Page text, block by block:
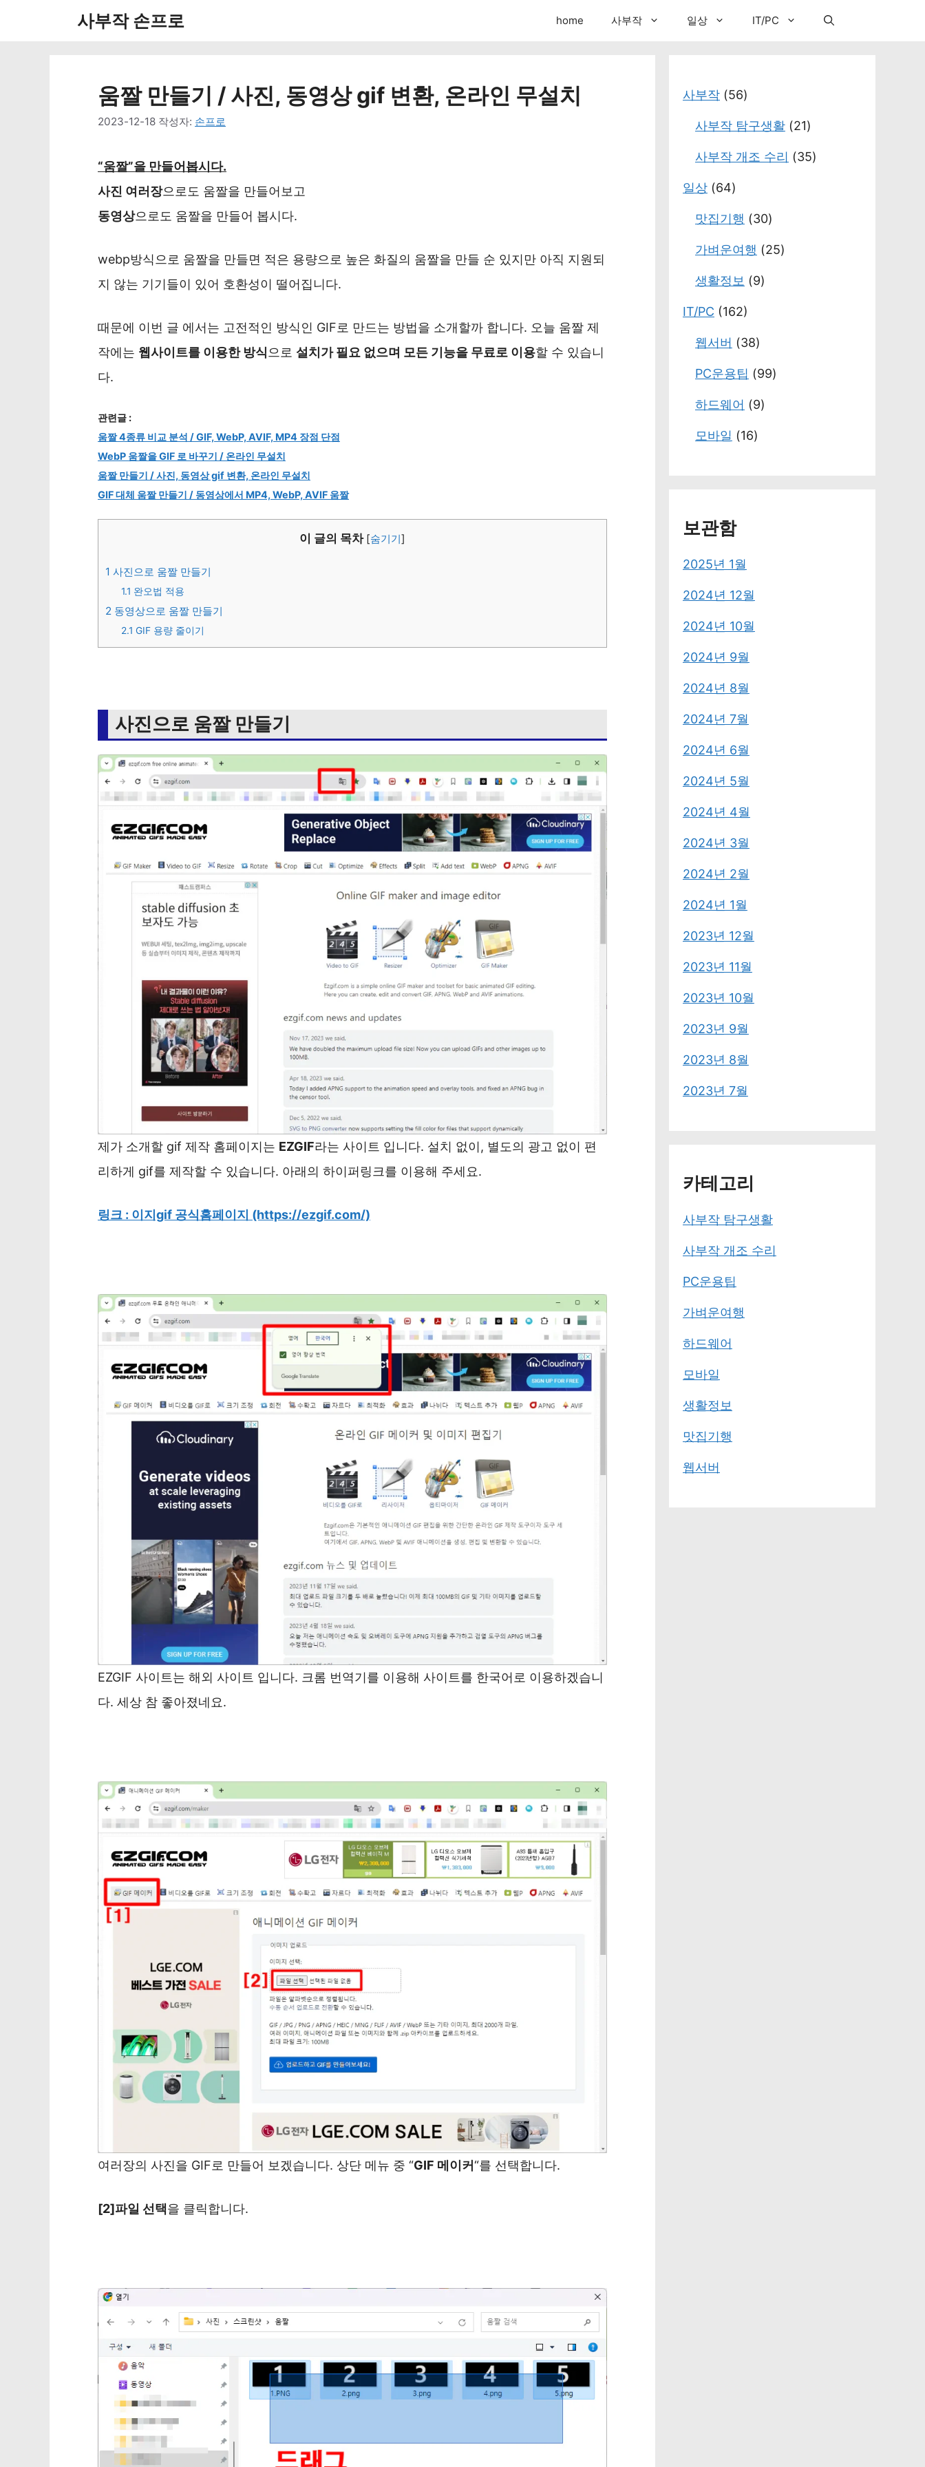
사부작 손프로 home 사부작 일상 IT/PC
움짤 만들기 / 사진, 동영상 gif 변환, 온라인 무설치
2023-12-18 작성자: 손프로
“움짤”을 만들어봅시다.
사진 여러장으로도 움짤을 만들어보고
동영상으로도 움짤을 만들어 봅시다.
webp방식으로 움짤을 만들면 적은 용량으로 높은 화질의 움짤을 만들 순 있지만 아직 지원되
지 않는 기기들이 있어 호환성이 떨어집니다.
때문에 이번 글 에서는 고전적인 방식인 GIF로 만드는 방법을 소개할까 합니다. 오늘 움짤 제
작에는 웹사이트를 이용한 방식 으로 설치가 필요 없으며 모든 기능을 무료로 이용할 수 있습니
다.
관련글 :
움짤 4종류 비교 분석 / GIF, WebP, AVIF, MP4 장점 단점
WebP 움짤을 GIF 로 바꾸기 / 온라인 무설치
움짤 만들기 / 사진, 동영상 gif 변환, 온라인 무설치
GIF 대체 움짤 만들기 / 동영상에서 MP4, WebP, AVIF 움짤
이 글의 목차 [숨기기]
1 사진으로 움짤 만들기
1.1 완오법 적용
2 동영상으로 움짤 만들기
2.1 GIF 용량 줄이기
사진으로 움짤 만들기
제가 소개할 gif 제작 홈페이지는 EZGIF라는 사이트 입니다. 설치 없이, 별도의 광고 없이 편
리하게 gif를 제작할 수 있습니다. 아래의 하이퍼링크를 이용해 주세요.
링크 : 이지gif 공식홈페이지 (https://ezgif.com/)
EZGIF 사이트는 해외 사이트 입니다. 크롬 번역기를 이용해 사이트를 한국어로 이용하겠습니
다. 세상 참 좋아졌네요.
여러장의 사진을 GIF로 만들어 보겠습니다. 상단 메뉴 중 “GIF 메이커“를 선택합니다.
[2]파일 선택을 클릭합니다.
사부작 (56)
사부작 탐구생활 (21)
사부작 개조 수리 (35)
일상 (64)
맛집기행 (30)
가벼운여행 (25)
생활정보 (9)
IT/PC (162)
웹서버 (38)
PC운용팁 (99)
하드웨어 (9)
모바일 (16)
보관함
2025년 1월
2024년 12월
2024년 10월
2024년 9월
2024년 8월
2024년 7월
2024년 6월
2024년 5월
2024년 4월
2024년 3월
2024년 2월
2024년 1월
2023년 12월
2023년 11월
2023년 10월
2023년 9월
2023년 8월
2023년 7월
카테고리
사부작 탐구생활
사부작 개조 수리
PC운용팁
가벼운여행
하드웨어
모바일
생활정보
맛집기행
웹서버